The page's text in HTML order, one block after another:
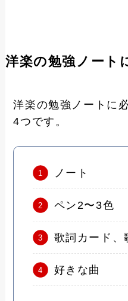
洋楽の勉強ノート
洋楽の勉強ノートに
4つです。
ノート
ペン2〜3色
歌詞カード、
好きな曲